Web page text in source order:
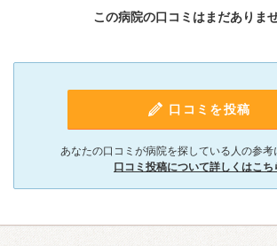
この病院の口コミはまだありませ
口コミを投稿
あなたの口コミが病院を探している人の参考
口コミ投稿について詳しくはこち